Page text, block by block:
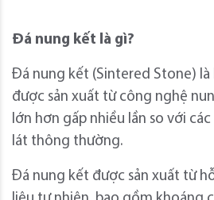
Đá nung kết là gì?
Đá nung kết (Sintered Stone) là
được sản xuất từ công nghệ
lớn hơn gấp nhiều lần so với
lát thông thường.
Đá nung kết được sản xuất từ